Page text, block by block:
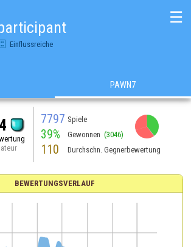
Einflussreiche
☰
PAWN7
7797 Spiele
39% Gewonnen (3046)
110 Durchschn. Gegnerbewertung
BEWERTUNGSVERLAUF